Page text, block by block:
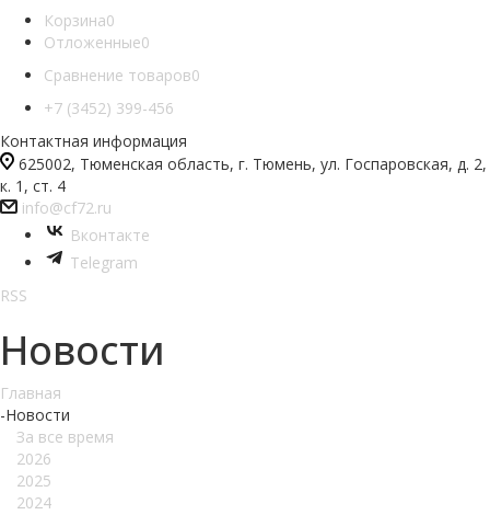
Корзина0
Отложенные0
Сравнение товаров0
+7 (3452) 399-456
Контактная информация
625002, Тюменская область, г. Тюмень, ул. Госпаровская, д. 2,
к. 1, ст. 4
info@cf72.ru
Вконтакте
Telegram
RSS
Новости
Главная
-Новости
За все время
2026
2025
2024